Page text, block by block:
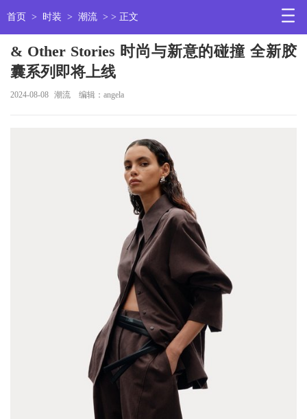
首页 > 时装 > 潮流 > > 正文
& Other Stories 时尚与新意的碰撞 全新胶
囊系列即将上线
2024-08-08 潮流 编辑：angela